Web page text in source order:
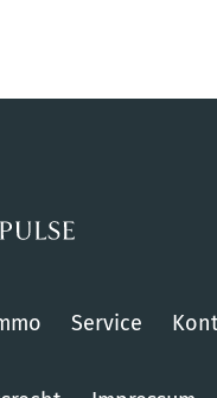
Service